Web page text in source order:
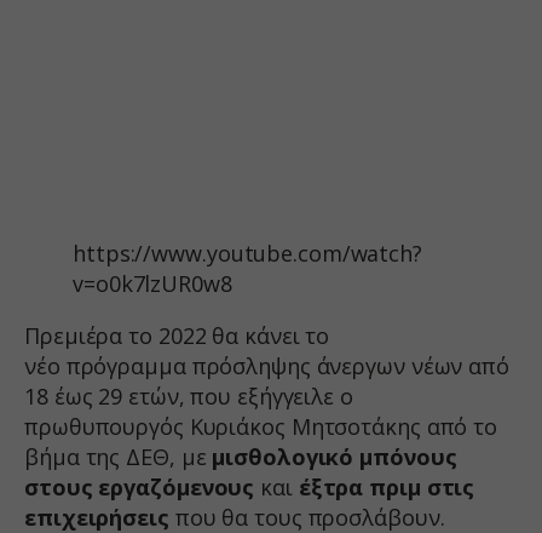
https://www.youtube.com/watch?
v=o0k7lzUR0w8
Πρεμιέρα το 2022 θα κάνει το
νέο πρόγραμμα πρόσληψης άνεργων νέων από
18 έως 29 ετών, που εξήγγειλε ο
πρωθυπουργός Κυριάκος Μητσοτάκης από το
βήμα της ΔΕΘ, με μισθολογικό μπόνους
στους εργαζόμενους και έξτρα πριμ στις
επιχειρήσεις που θα τους προσλάβουν.